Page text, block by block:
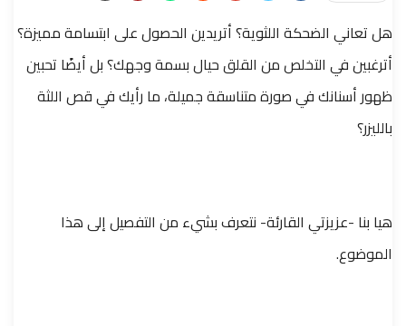
هل تعاني الضحكة اللثوية؟ أتريدين الحصول على ابتسامة مميزة؟
أترغبين في التخلص من القلق حيال بسمة وجهك؟ بل أيضًا تحبين
ظهور أسنانك في صورة متناسقة جميلة، ما رأيك في قص اللثة
بالليزر؟
هيا بنا -عزيزتي القارئة- نتعرف بشيء من التفصيل إلى هذا
الموضوع.